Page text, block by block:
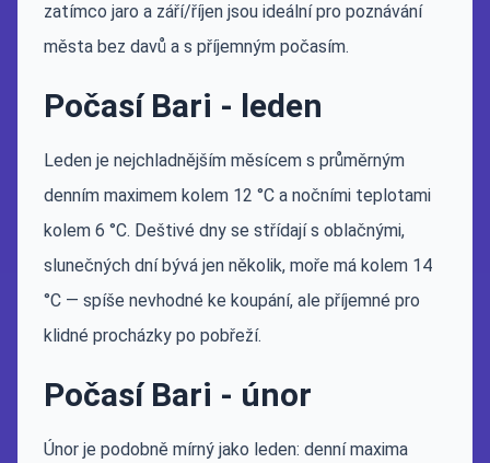
zatímco jaro a září/říjen jsou ideální pro poznávání
města bez davů a s příjemným počasím.
Počasí Bari - leden
Leden je nejchladnějším měsícem s průměrným
denním maximem kolem 12 °C a nočními teplotami
kolem 6 °C. Deštivé dny se střídají s oblačnými,
slunečných dní bývá jen několik, moře má kolem 14
°C — spíše nevhodné ke koupání, ale příjemné pro
klidné procházky po pobřeží.
Počasí Bari - únor
Únor je podobně mírný jako leden: denní maxima